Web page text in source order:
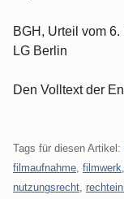
BGH, Urteil vom
LG Berlin
Den Volltext der
Tags für diesen Artikel:
filmaufnahme filmwerk
nutzungsrecht